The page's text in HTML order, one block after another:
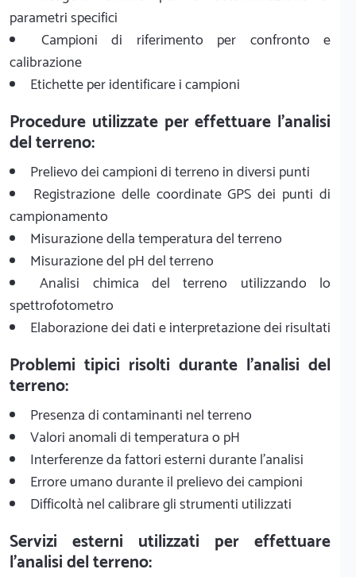
parametri specifici
Campioni di riferimento per confronto e
calibrazione
Etichette per identificare i campioni
Procedure utilizzate per effettuare l'analisi
del terreno:
Prelievo dei campioni di terreno in diversi punti
Registrazione delle coordinate GPS dei punti di
campionamento
Misurazione della temperatura del terreno
Misurazione del pH del terreno
Analisi chimica del terreno utilizzando lo
spettrofotometro
Elaborazione dei dati e interpretazione dei risultati
Problemi tipici risolti durante l'analisi del
terreno:
Presenza di contaminanti nel terreno
Valori anomali di temperatura o pH
Interferenze da fattori esterni durante l'analisi
Errore umano durante il prelievo dei campioni
Difficoltà nel calibrare gli strumenti utilizzati
Servizi esterni utilizzati per effettuare
l'analisi del terreno: